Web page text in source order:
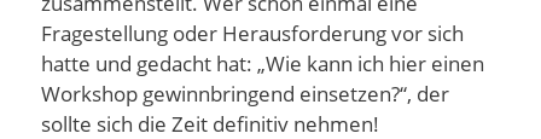
Fragestellung oder Herausforderung vor sich
hatte und gedacht hat: „Wie kann ich hier einen
Workshop gewinnbringend einsetzen?“, der
sollte sich die Zeit definitiv nehmen!